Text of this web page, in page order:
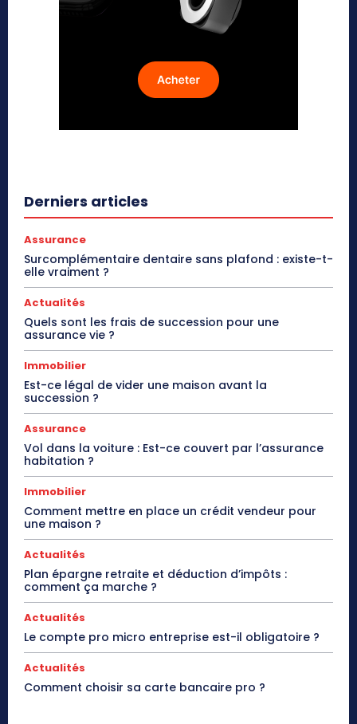
Derniers articles
Assurance
Surcomplémentaire dentaire sans plafond : existe-t-
elle vraiment ?
Actualités
Quels sont les frais de succession pour une
assurance vie ?
Immobilier
Est-ce légal de vider une maison avant la
succession ?
Assurance
Vol dans la voiture : Est-ce couvert par l’assurance
habitation ?
Immobilier
Comment mettre en place un crédit vendeur pour
une maison ?
Actualités
Plan épargne retraite et déduction d’impôts :
comment ça marche ?
Actualités
Le compte pro micro entreprise est-il obligatoire ?
Actualités
Comment choisir sa carte bancaire pro ?